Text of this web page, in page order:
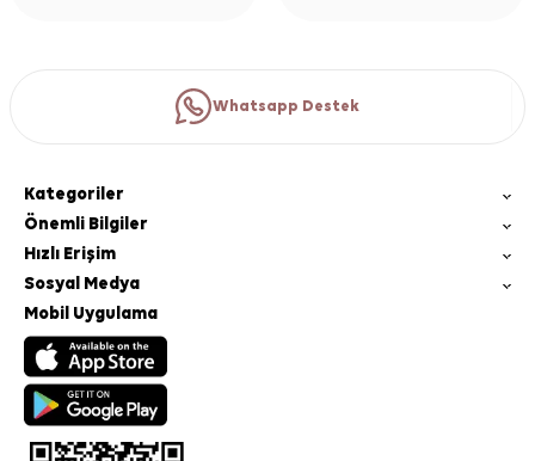
Whatsapp Destek
Kategoriler
Önemli Bilgiler
Hızlı Erişim
Sosyal Medya
Mobil Uygulama